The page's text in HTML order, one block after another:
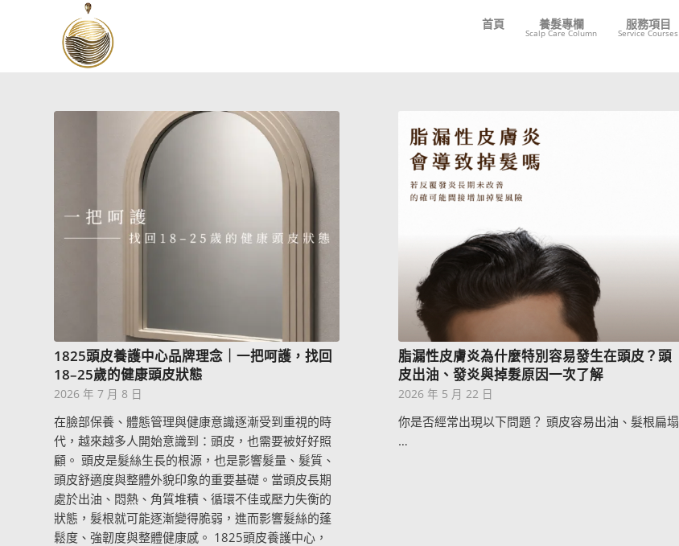
首頁 養髮專欄
Scalp Care Column
服務項目
Service Courses
1825頭皮養護中心品牌理念｜一把呵護，找回
18–25歲的健康頭皮狀態
2026 年 7 月 8 日
在臉部保養、體態管理與健康意識逐漸受到重視的時
代，越來越多人開始意識到：頭皮，也需要被好好照
顧。 頭皮是髮絲生長的根源，也是影響髮量、髮質、
頭皮舒適度與整體外貌印象的重要基礎。當頭皮長期
處於出油、悶熱、角質堆積、循環不佳或壓力失衡的
狀態，髮根就可能逐漸變得脆弱，進而影響髮絲的蓬
鬆度、強韌度與整體健康感。 1825頭皮養護中心，
脂漏性皮膚炎為什麼特別容易發生在頭皮？頭
皮出油、發炎與掉髮原因一次了解
2026 年 5 月 22 日
你是否經常出現以下問題？ 頭皮容易出油、髮根扁塌
…